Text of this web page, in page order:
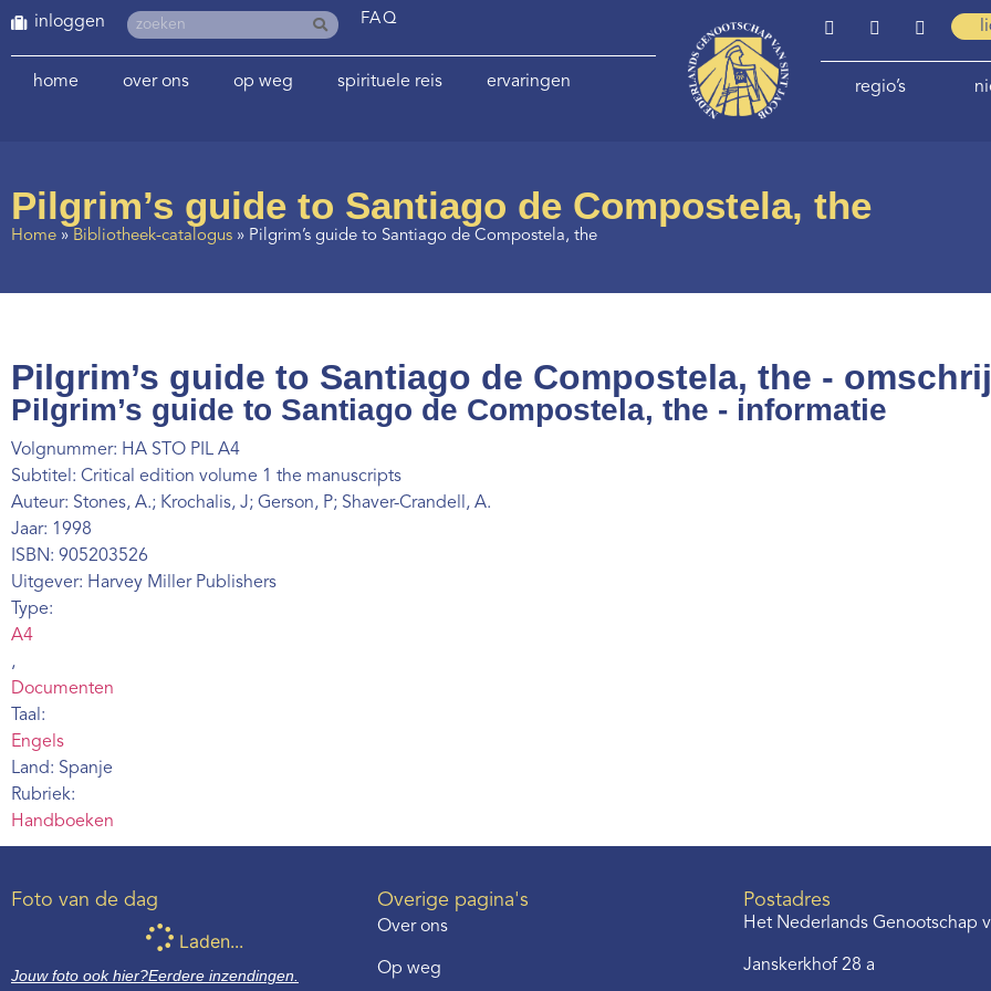
inloggen FAQ
home over ons op weg spirituele reis ervaringen regio’s
Pilgrim’s guide to Santiago de Compostela, the
Home » Bibliotheek-catalogus » Pilgrim’s guide to Santiago de Compostela, the
Pilgrim’s guide to Santiago de Compostela, the -
Pilgrim’s guide to Santiago de Compostela, the - informatie
Volgnummer: HA STO PIL A4
Subtitel: Critical edition volume 1 the manuscripts
Auteur: Stones, A.; Krochalis, J; Gerson, P; Shaver-Crandell, A.
Jaar: 1998
ISBN: 905203526
Uitgever: Harvey Miller Publishers
Type:
A4
,
Documenten
Taal:
Engels
Land: Spanje
Rubriek:
Handboeken
Foto van de dag
Laden...
Jouw foto ook hier?Eerdere inzendingen.
Overige pagina's
Over ons
Op weg
Postadres
Het Nederlands Genootschap
Janskerkhof 28 a